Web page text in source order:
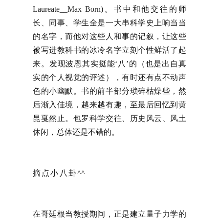
Laureate__Max Born)。书中和他交往的师
长、同事、学生全是一大串科学史上响当当
的名字，而他对这些人和事的记叙，让这些
被写进教科书的冰冷名字立刻个性鲜活了起
来。发现波恩其实挺能‘八’的（也是出自真
实的个人视觉的评述），有时还有点不动声
色的小幽默。书的前半部分琐碎枯燥些，然
后渐入佳境，越来越有趣，至最后回忆到黄
昆戛然止。包罗科学交往、历史风云、风土
休闲，总体还是不错的。
摘点小八卦^^
在哥廷根当教授期间，正是建立量子力学的